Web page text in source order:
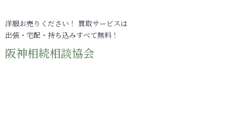
洋服お売りください！ 買取サービスは
出張・宅配・持ち込みすべて無料！
阪神相続相談協会